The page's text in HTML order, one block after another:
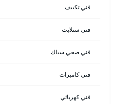
فني تكييف
فني ستلايت
فني صحي سباك
فني كاميرات
فني كهربائي